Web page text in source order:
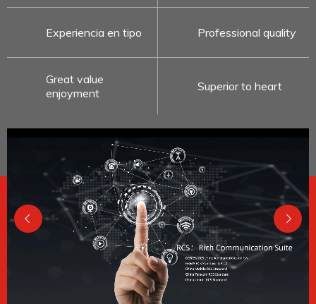
Experiencia en tipo Professional quality
Great value
enjoyment
Superior to heart